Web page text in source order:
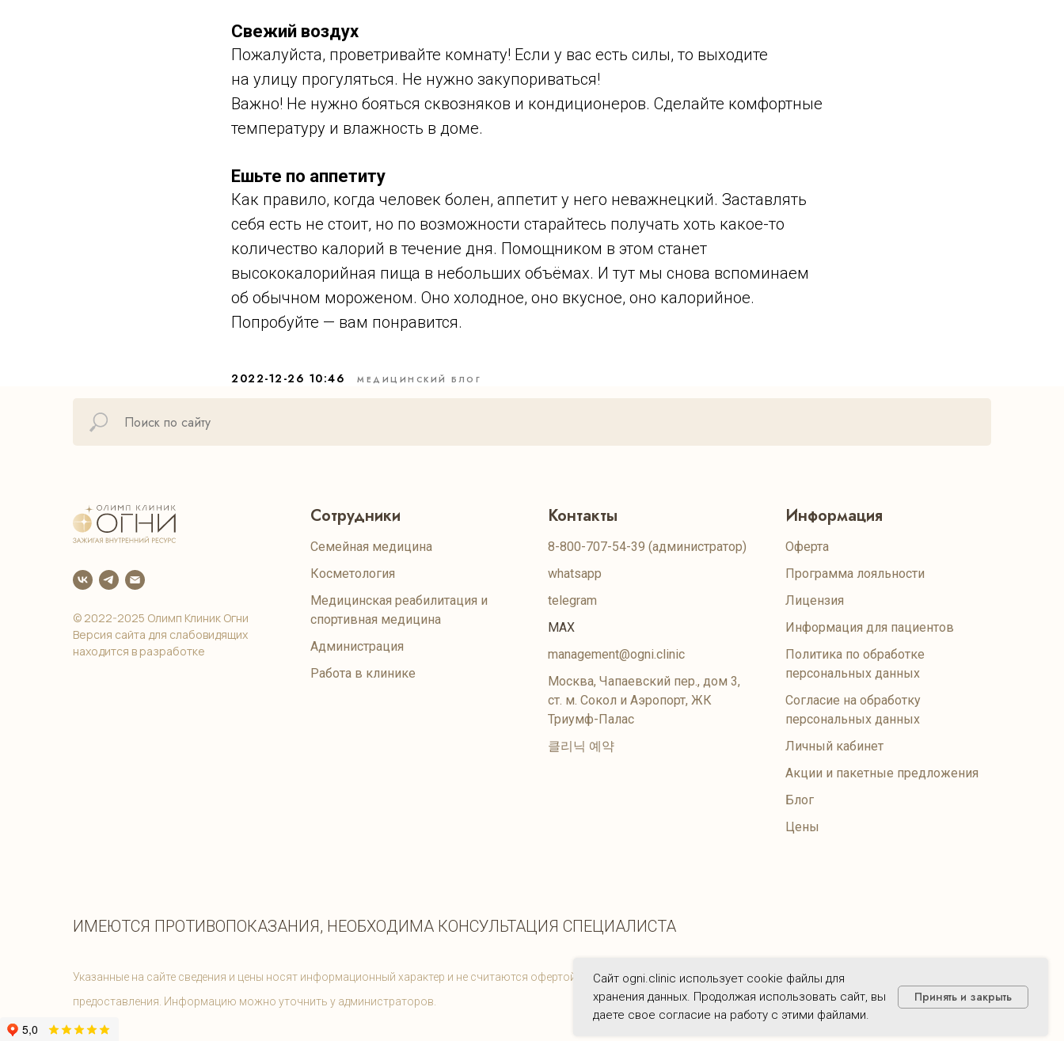
Свежий воздух
Пожалуйста, проветривайте комнату! Если у вас есть силы, то выходите
на улицу прогуляться. Не нужно закупориваться!
Важно! Не нужно бояться сквозняков и кондиционеров. Сделайте комфортные
температуру и влажность в доме.
Ешьте по аппетиту
Как правило, когда человек болен, аппетит у него неважнецкий. Заставлять
себя есть не стоит, но по возможности старайтесь получать хоть какое-то
количество калорий в течение дня. Помощником в этом станет
высококалорийная пища в небольших объёмах. И тут мы снова вспоминаем
об обычном мороженом. Оно холодное, оно вкусное, оно калорийное.
Попробуйте — вам понравится.
2022-12-26 10:46 МЕДИЦИНСКИЙ БЛОГ
Сайт ogni.clinic использует cookie файлы для
хранения данных. Продолжая использовать сайт, вы
даете свое согласие на работу с этими файлами.
Принять и закрыть
© 2022-2025 Олимп Клиник Огни
Версия сайта для слабовидящих
находится в разработке
Сотрудники
Семейная медицина
Косметология
Медицинская реабилитация и
спортивная медицина
Администрация
Работа в клинике
Контакты
8-800-707-54-39 (администратор)
whatsapp
telegram
MAX
management@ogni.clinic
Москва, Чапаевский пер., дом 3,
ст. м. Сокол и Аэропорт, ЖК
Триумф-Палас
클리닉 예약
Информация
Оферта
Программа лояльности
Лицензия
Информация для пациентов
Политика по обработке
персональных данных
Согласие на обработку
персональных данных
Личный кабинет
Акции и пакетные предложения
Блог
Цены
ИМЕЮТСЯ ПРОТИВОПОКАЗАНИЯ, НЕОБХОДИМА КОНСУЛЬТАЦИЯ СПЕЦИАЛИСТА
Указанные на сайте сведения и цены носят информационный характер и не считаются офертой. Цены на услуги соответствуют актуальному прейскуранту на момент их
предоставления. Информацию можно уточнить у администраторов.